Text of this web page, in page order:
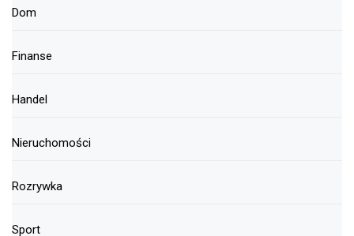
Dom
Finanse
Handel
Nieruchomości
Rozrywka
Sport